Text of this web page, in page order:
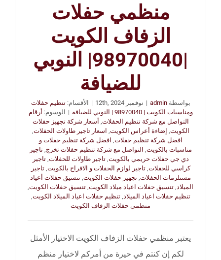
منظمي حفلات
الزفاف الكويت
|98970040| النوبي
للضيافة
بواسطةadmin
| نوفمبر 12th, 2024 | الأقسام:تنظيم حفلات
ومناسبات الكويت | 98970040 | النوبي للضيافة
| الوسوم: أرقام
التواصل مع شركة تنظيم الحفلات أسعار شركة تجهيز حفلات
الكويت إضاءة أعراس الكويت اسعار تاجير طاولات الحفلات
افضل شركة تنظيم حفلات افضل شركة تنظيم حفلات و
مناسبات بالكويت التواصل مع شركة تنظيم حفلات تخرج ,تاجير
دي جي حفلات حريمي بالكويت ,تاجير طاولات للحفلات ,تاجير
كراسي للحفلات ,تاجير لوازم الحفلات و الافراح بالكويت ,تاجير
مستلزمات الحفلات تجهيز حفلات الكويت تنسيق حفلات أعياد
الميلاد تنسيق حفلات اعياد ميلاد الكويت تنسيق حفلات الكويت
تنظيم حفلات اعياد الميلاد ,تنظيم حفلات اعياد الميلاد الكويت
منظمي حفلات الزفاف الكويت
يعتبر منظمي حفلات الزفاف الكويت الاختيار الأمثل
لكم إن كنتم في حيرة من أمركم لاختيار منظم